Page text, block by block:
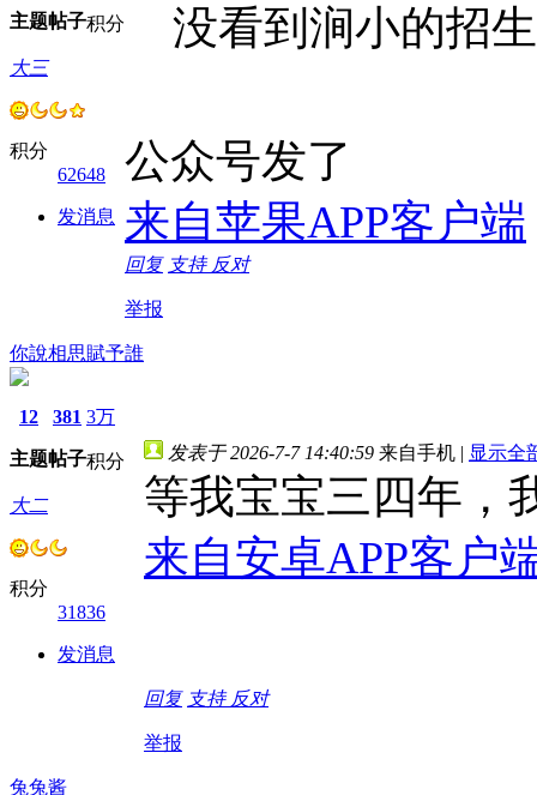
主题帖子积分
大三
积分
62648
发消息
没看到涧小的招
公众号发了
来自苹果APP客户端
回复 支持 反对
举报
你說相思賦予誰
12
主题
381
帖子
3万
积分
大二
积分
31836
发消息
发表于 2026-7-7 14:40:59 来自手机 | 显示全
等我宝宝三四年，
来自安卓APP客户
回复 支持 反对
举报
兔兔酱